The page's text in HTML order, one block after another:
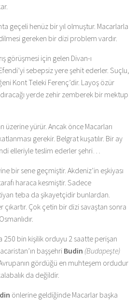
geçeli henüz bir yıl olmuştur. Macarlarla
gereken bir dizi problem vardır.
görüşmesi için gelen Divan-ı
sebepsiz yere şehit ederler. Suçlu,
Kont Teleki Ferenç’dir. Layoş özür
yerde zehir zemberek bir mektup
üzerine yürür. Ancak önce Macarları
gerekir. Belgrat kuşatılır. Bir ay
elleriyle teslim ederler şehri…
bir sene geçmiştir. Akdeniz’in eşkiyası
haraca kesmiştir. Sadece
teba da şikayetçidir bunlardan.
çıkartır. Çok çetin bir dizi savaştan sonra
250 bin kişilik orduyu 2 saatte perişan
başşehri Budin (Budapeşte)
gördüğü en muhteşem ordudur
da değildir.
önlerine geldiğinde Macarlar başka